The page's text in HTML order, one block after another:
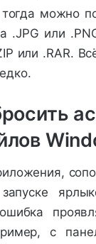
можно
.JPG или
или .RAR.
с